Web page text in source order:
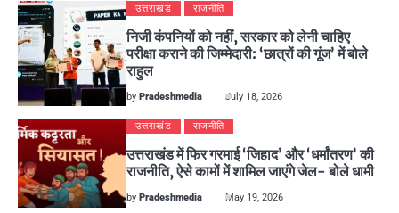
उत्तराखंड राजनीति
निजी कंपनियों को नहीं, सरकार को लेनी चाहिए
परीक्षा कराने की जिम्मेदारी: ‘छात्रों की गूंज’ में बोले
राहुल
byPradeshmedia July 18, 2026
उत्तराखंड राजनीति
उत्तराखंड में फिर गरमाई ‘जिहाद’ और ‘धर्मांतरण’ की
राजनीति, ऐसे कामों में शामिल जाएंगे जेल- बोले धामी
byPradeshmedia May 19, 2026